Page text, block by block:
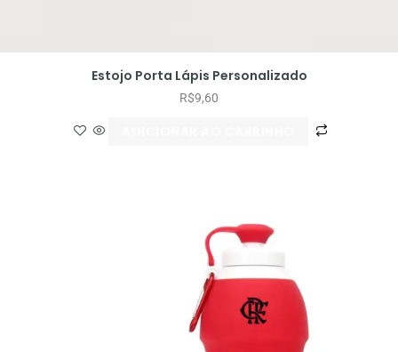
Estojo Porta Lápis Personalizado
R$9,60